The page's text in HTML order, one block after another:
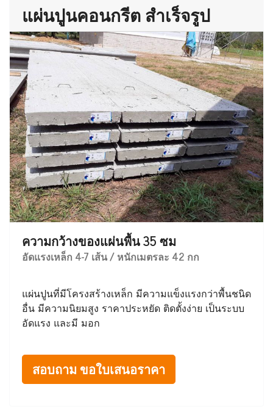
แผ่นปูนคอนกรีต สำเร็จรูป
ความกว้างของแผ่นพื้น 35 ซม
อัดแรงเหล็ก 4-7 เส้น / หนักเมตรละ 42 กก
แผ่นปูนที่มีโครงสร้างเหล็ก มีความแข็งแรงกว่าพื้นชนิด
อื่น มีความนิยมสูง ราคาประหยัด ติดตั้งง่าย เป็นระบบ
อัดแรง และมี มอก
สอบถาม ขอใบเสนอราคา